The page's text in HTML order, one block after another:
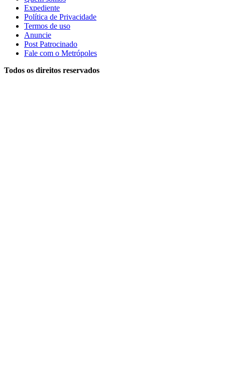
Expediente
Política de Privacidade
Termos de uso
Anuncie
Post Patrocinado
Fale com o Metrópoles
Todos os direitos reservados